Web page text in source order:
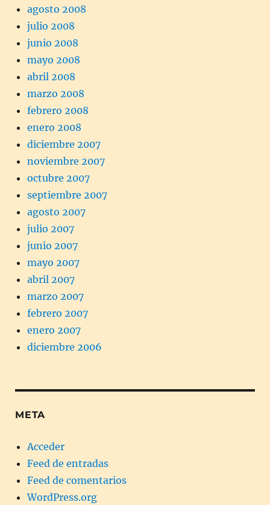
agosto 2008
julio 2008
junio 2008
mayo 2008
abril 2008
marzo 2008
febrero 2008
enero 2008
diciembre 2007
noviembre 2007
octubre 2007
septiembre 2007
agosto 2007
julio 2007
junio 2007
mayo 2007
abril 2007
marzo 2007
febrero 2007
enero 2007
diciembre 2006
META
Acceder
Feed de entradas
Feed de comentarios
WordPress.org